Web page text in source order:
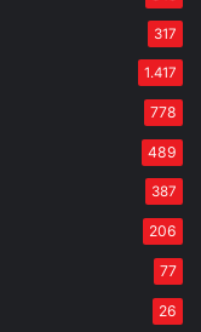
317
1.417
778
489
387
206
77
26